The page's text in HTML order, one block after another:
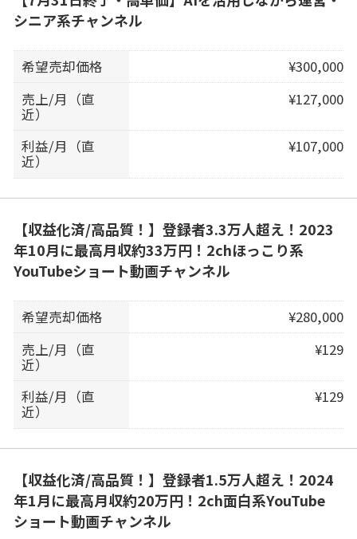
シニア系チャンネル
希望売却価格
¥300,000
売上/月（直
近）
¥127,000
利益/月（直
近）
¥107,000
【収益化済/高品質！】登録者3.3万人超え！2023
年10月に最高月収約33万円！2chほっこり系
YouTubeショート動画チャンネル
希望売却価格
¥280,000
売上/月（直
近）
¥129
利益/月（直
近）
¥129
【収益化済/高品質！】登録者1.5万人超え！2024
年1月に最高月収約20万円！2ch面白系YouTube
ショート動画チャンネル